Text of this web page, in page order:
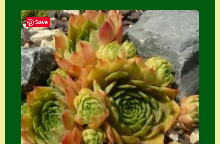
Versand von
Semps
Warenkorb
Warenkorb
Widerrufsbelehru
ng
Zahlung
Zahlungs- &
Save